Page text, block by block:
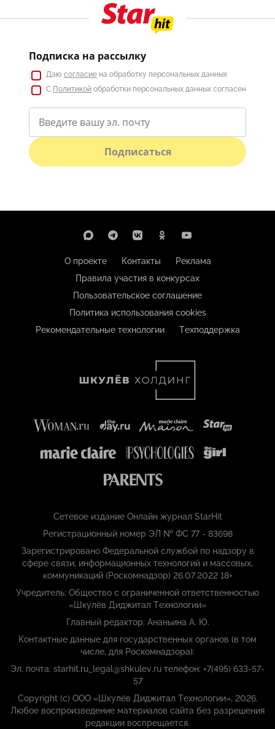
Подписка на рассылку
Даю согласие на обработку персональных данных
С Политикой обработки персональных данных согласен
Подписаться
О проекте Контакты
Реклама
Правила участия в конкурсах
Пользовательское соглашение
Политика использования cookies
Рекомендательные технологии
Техподдержка
Сетевое издание Онлайн журнал StarHit
Регистрационный номер ЭЛ № ФС 77 - 83698
Зарегистрировано Федеральной службой по надзору в
сфере связи, информационных технологий и массовых,
коммуникаций (Роскомнадзор) 26.07.2022 18+
Учредитель: Общество с ограниченной ответственностью
«Шкулёв Диджитал Технологии»
Главный редактор: Ананьина А. Ю.
Контактные данные для государственных органов (в том
числе, для Роскомнадзора):
Эл. почта: starhit.ru_legal@shkulev.ru телефон: +7(495) 633-57-
57
Copyright (с) ООО «Шкулёв Диджитал Технологии», 2026.
Любое воспроизведение материалов сайта без разрешения
редакции воспрещается.